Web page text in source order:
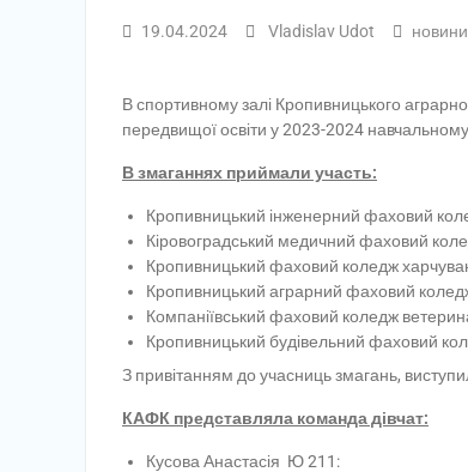
19.04.2024 Vladislav Udot новини
В спортивному залі Кропивницького
передвищої освіти у 2023-2024 навчальному
В змаганнях приймали участь:
Кропивницький інженерний фаховий
Кіровоградський медичний фаховий
Кропивницький фаховий коледж
Кропивницький аграрний фаховий
Компаніївський фаховий коледж
Кропивницький будівельний фаховий
З привітанням до учасниць змагань,
КАФК представляла команда дівчат:
Кусова Анастасія Ю 211: